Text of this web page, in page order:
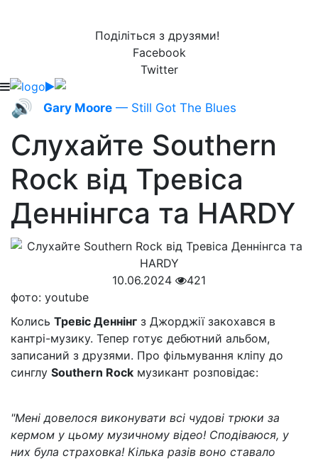
Поділіться з друзями!
Facebook
Twitter
🔊 Gary Moore — Still Got The Blues
Слухайте Southern
Rock від Тревіса
Деннінгса та HARDY
10.06.2024
421
фото: youtube
Колись Тревіс Деннінг з Джорджії закохався в
кантрі-музику. Тепер готує дебютний альбом,
записаний з друзями. Про фільмування кліпу до
синглу Southern Rock музикант розповідає:
"Мені довелося виконувати всі чудові трюки за
кермом у цьому музичному відео! Сподіваюся, у
них була страховка! Кілька разів воно ставало